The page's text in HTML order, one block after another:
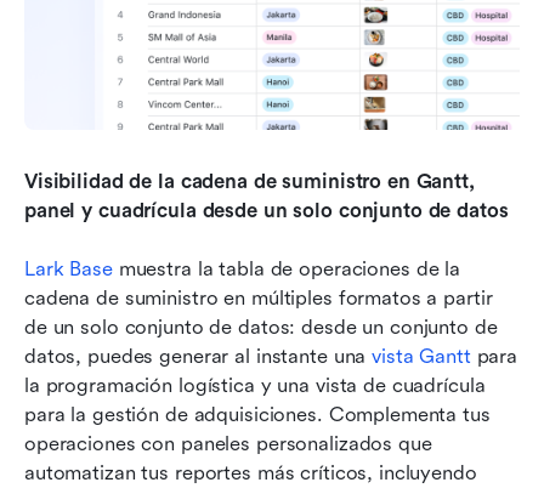
Visibilidad de la cadena de suministro en Gantt,
panel y cuadrícula desde un solo conjunto de datos
Lark Base muestra la tabla de operaciones de la
cadena de suministro en múltiples formatos a partir
de un solo conjunto de datos: desde un conjunto de
datos, puedes generar al instante una vista Gantt para
la programación logística y una vista de cuadrícula
para la gestión de adquisiciones. Complementa tus
operaciones con paneles personalizados que
automatizan tus reportes más críticos, incluyendo